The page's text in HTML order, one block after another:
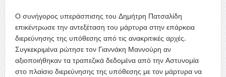
Ο συνήγορος υπεράσπισης του Δημήτρη Πατσαλίδη
επικέντρωσε την αντεξέταση του μάρτυρα στην επάρκεια
διερεύνησης της υπόθεσης από τις ανακριτικές αρχές.
Συγκεκριμένα ρώτησε τον Γιαννάκη Μαννούρη αν
αξιοποιήθηκαν τα τραπεζικά δεδομένα από την Αστυνομία
στο πλαίσιο διερεύνησης της υπόθεσης με τον μάρτυρα να